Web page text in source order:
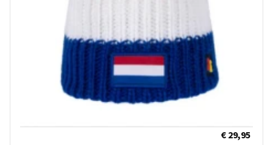
€ 29,95